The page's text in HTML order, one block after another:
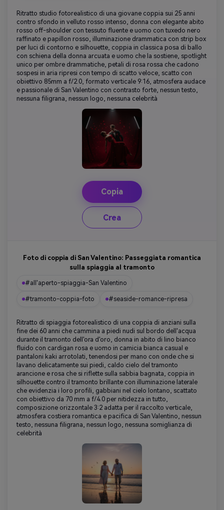
Ritratto studio fotorealistico di una giovane coppia sui 25 anni
contro sfondo in velluto rosso intenso, donna con elegante abito
rosso off-shoulder con tessuto fluente e uomo con tuxedo nero
raffinato e papillon rosso, illuminazione drammatica con strip box
per luci di contorno e silhouette, coppia in classica posa di ballo
con schiena della donna arcuata e uomo che la sostiene, spotlight
unico per ombre drammatiche, petali di rosa rossa che cadono
sospesi in aria ripresi con tempo di scatto veloce, scatto con
obiettivo 85mm a f/2.0, formato verticale 9:16, atmosfera audace
e passionale di San Valentino con contrasto forte, nessun testo,
nessuna filigrana, nessun logo, nessuna celebrità
Copia
Crea
Foto di coppia di San Valentino: Passeggiata romantica
sulla spiaggia al tramonto
#all'aperto-spiaggia-San Valentino
#tramonto-coppia-foto #seaside-romance-ripresa
Ritratto di spiaggia fotorealistico di una coppia di anziani sulla
fine dei 60 anni che cammina a piedi nudi sul bordo dell'acqua
durante il tramonto dell'ora d'oro, donna in abito di lino bianco
fluido con cardigan rosa e uomo in camicia bianca casual e
pantaloni kaki arrotolati, tenendosi per mano con onde che si
lavano delicatamente sui piedi, caldo cielo del tramonto
arancione e rosa che si riflette sulla sabbia bagnata, coppia in
silhouette contro il tramonto brillante con illuminazione laterale
che evidenzia i loro profili, gabbiani nel cielo lontano, scattato
con obiettivo da 70 mm a f/4.0 per nitidezza in tutto,
composizione orizzontale 3:2 adatta per il raccolto verticale,
atmosfera costiera romantica e pacifica di San Valentino, nessun
testo, nessuna filigrana, nessun logo, nessuna somiglianza di
celebrità